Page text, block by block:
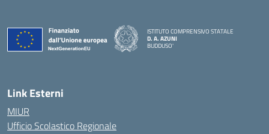
ISTITUTO COMPRENSIVO STATALE
D. A. AZUNI
BUDDUSO'
Link Esterni
MIUR
Ufficio Scolastico Regionale